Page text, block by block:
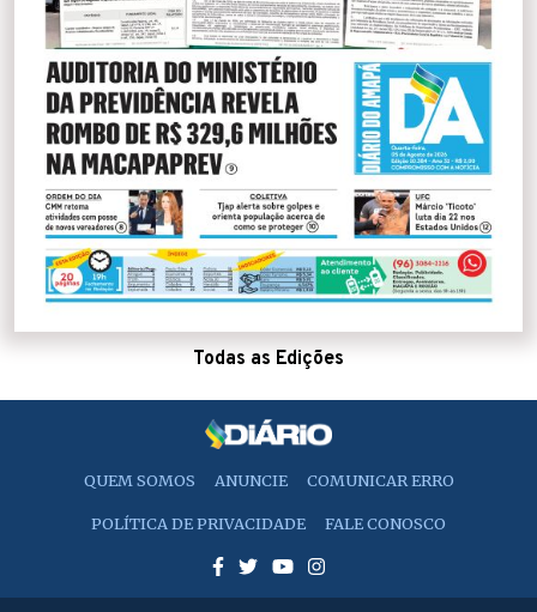
Todas as Edições
QUEM SOMOS ANUNCIE COMUNICAR ERRO
POLÍTICA DE PRIVACIDADE FALE CONOSCO